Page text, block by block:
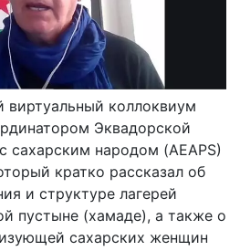
коллоквиум
Эквадорской
сахарским народом (AEAPS)
кратко рассказал об
и структуре лагерей
пустыне (хамаде), а также о
сахарских женщин